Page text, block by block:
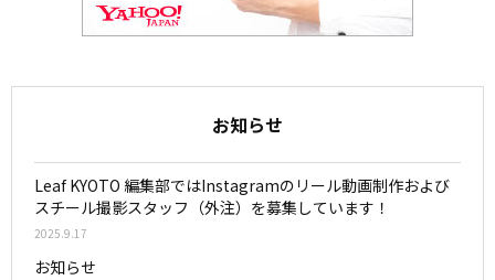
お知らせ
Leaf KYOTO 編集部ではInstagramのリール動画制作および
スチール撮影スタッフ（外注）を募集しています！
2025.9.17
お知らせ